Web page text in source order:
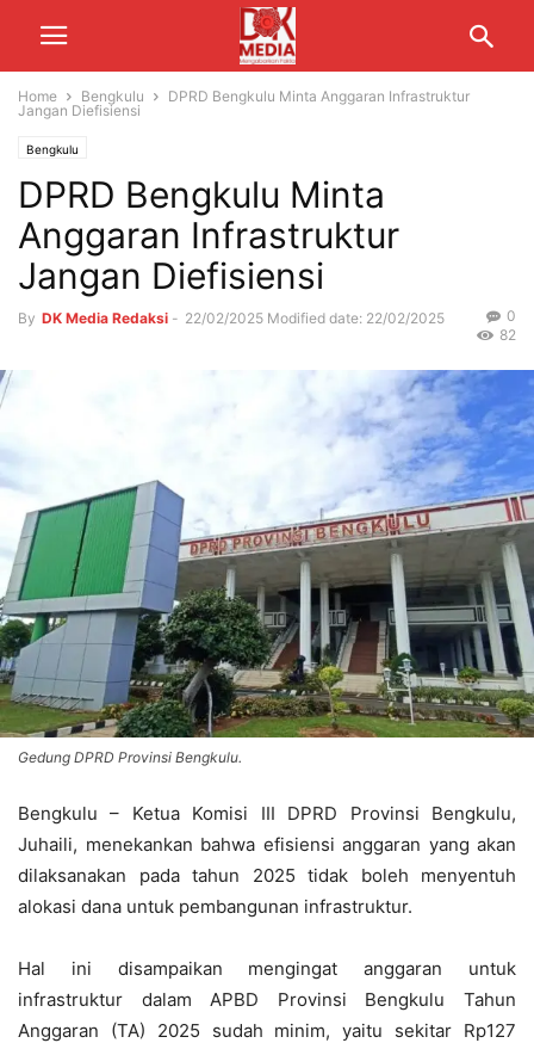
Home Bengkulu
DPRD Bengkulu Minta Anggaran Infrastruktur
Jangan Diefisiensi
Bengkulu
DPRD Bengkulu Minta
Anggaran Infrastruktur
Jangan Diefisiensi
By DK Media Redaksi - 22/02/2025 Modified date: 22/02/2025
0
82
Gedung DPRD Provinsi Bengkulu.
Bengkulu – Ketua Komisi III DPRD Provinsi Bengkulu,
Juhaili, menekankan bahwa efisiensi anggaran yang akan
dilaksanakan pada tahun 2025 tidak boleh menyentuh
alokasi dana untuk pembangunan infrastruktur.
Hal ini disampaikan mengingat anggaran untuk
infrastruktur dalam APBD Provinsi Bengkulu Tahun
Anggaran (TA) 2025 sudah minim, yaitu sekitar Rp127